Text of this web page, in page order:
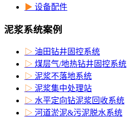
▶ 设备配件
泥浆系统案例
▷ 油田钻井固控系统
▷ 煤层气/地热钻井固控系统
▷ 泥浆不落地系统
▷ 泥浆集中处理站
▷ 水平定向钻泥浆回收系统
▷ 河道淤泥&污泥脱水系统